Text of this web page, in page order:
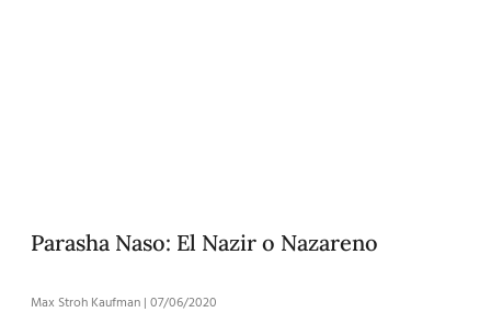
Parasha Naso: El Nazir o Nazareno
Max Stroh Kaufman 07/06/2020